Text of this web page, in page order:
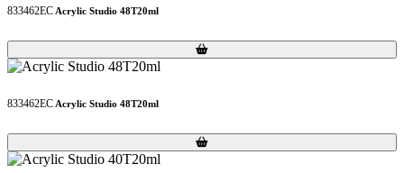
833462EC Acrylic Studio 48T20ml
Loading...
Loading...
833462EC Acrylic Studio 48T20ml
Loading...
Loading...